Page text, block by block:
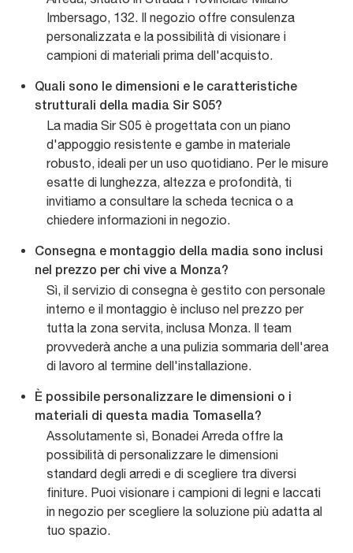
Imbersago, 132. Il negozio offre consulenza
personalizzata e la possibilità di visionare i
campioni di materiali prima dell'acquisto.
Quali sono le dimensioni e le caratteristiche
strutturali della madia Sir S05?
La madia Sir S05 è progettata con un piano
d'appoggio resistente e gambe in materiale
robusto, ideali per un uso quotidiano. Per le misure
esatte di lunghezza, altezza e profondità, ti
invitiamo a consultare la scheda tecnica o a
chiedere informazioni in negozio.
Consegna e montaggio della madia sono inclusi
nel prezzo per chi vive a Monza?
Sì, il servizio di consegna è gestito con personale
interno e il montaggio è incluso nel prezzo per
tutta la zona servita, inclusa Monza. Il team
provvederà anche a una pulizia sommaria dell'area
di lavoro al termine dell'installazione.
È possibile personalizzare le dimensioni o i
materiali di questa madia Tomasella?
Assolutamente sì, Bonadei Arreda offre la
possibilità di personalizzare le dimensioni
standard degli arredi e di scegliere tra diversi
finiture. Puoi visionare i campioni di legni e laccati
in negozio per scegliere la soluzione più adatta al
tuo spazio.